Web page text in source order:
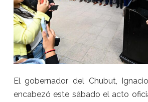
El gobernador del Chubut, Ignacio
encabezó este sábado el acto